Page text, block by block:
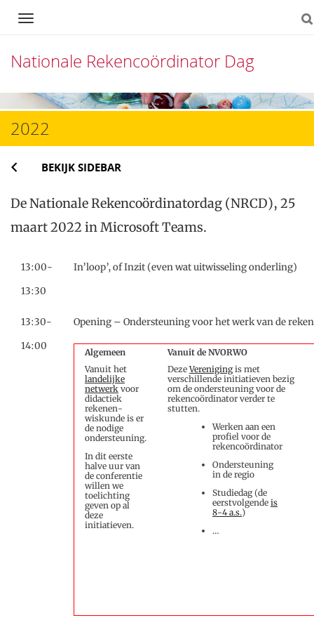
Navigation
Nationale Rekencoördinator Dag
Direct
naar
het
inhoud
2022
BEKIJK SIDEBAR
De Nationale Rekencoördinatordag (NRCD), 25
maart 2022 in Microsoft Teams.
13:00-
13:30
In’loop’, of Inzit (even wat uitwisseling onderling)
13:30-
14:00
Opening – Ondersteuning voor het werk van de
Algemeen
Vanuit de NVORWO
Vanuit het
landelijke
netwerk voor
didactiek
rekenen-
wiskunde is er
de nodige
ondersteuning.
In dit eerste
halve uur van
de conferentie
willen we
toelichting
geven op al
deze
initiatieven.
DezeVereniging is met
verschillende initiatieven bezig
om de ondersteuning voor de
rekencoördinator verder te
stutten.
Werken aan een
profiel voor de
rekencoördinator
Ondersteuning
in de regio
Studiedag (de
eerstvolgende is
8-4 a.s.)
…